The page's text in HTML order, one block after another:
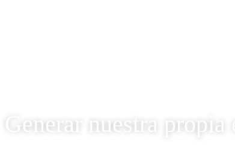
Generar nuestra